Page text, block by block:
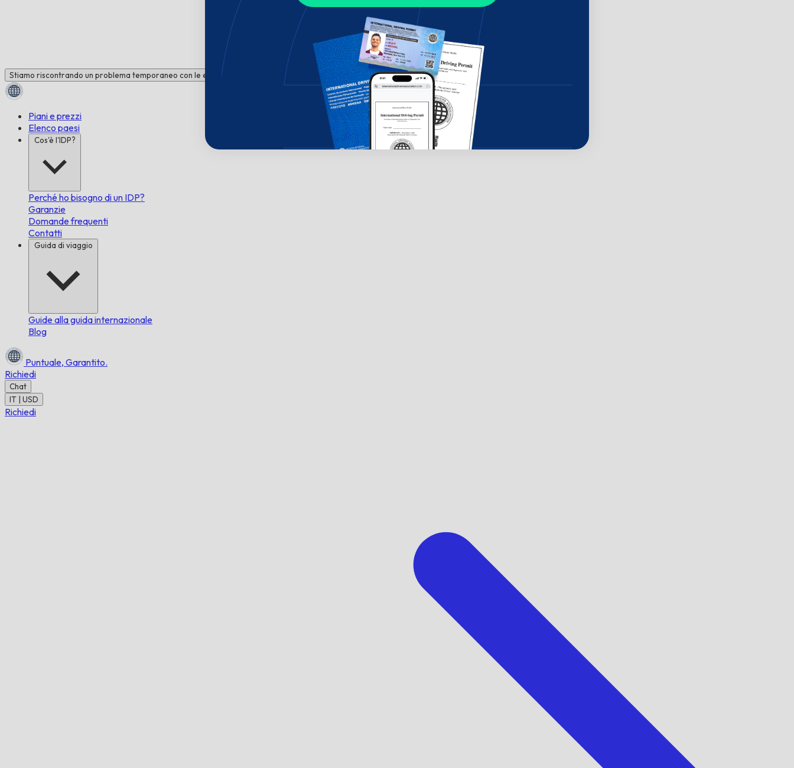
Stiamo riscontrando un problema temporaneo con le email. Hai bisogno di aiuto? Chatta con noi!
Piani e prezzi
Elenco paesi
Cos'è l'IDP?
Perché ho bisogno di un IDP?
Garanzie
Domande frequenti
Contatti
Guida di viaggio
Guide alla guida internazionale
Blog
Puntuale, Garantito.
Richiedi
Chat
IT | USD
Richiedi